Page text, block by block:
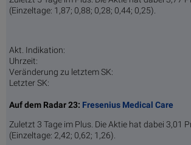
(Einzeltage: 1,87; 0,88; 0,28; 0,44; 0,25).
Akt. Indikation:
Uhrzeit:
Veränderung zu letztem SK:
Letzter SK:
Auf dem Radar 23: Fresenius Medical Care
Zuletzt 3 Tage im Plus. Die Aktie hat dabei 3,01
(Einzeltage: 2,42; 0,62; 1,26).